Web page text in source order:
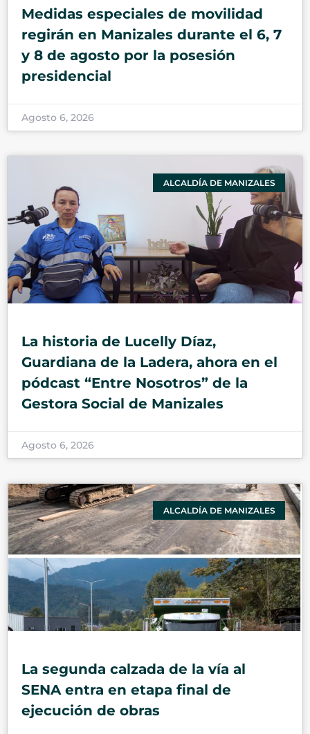
Medidas especiales de movilidad
regirán en Manizales durante el 6, 7
y 8 de agosto por la posesión
presidencial
Agosto 6, 2026
ALCALDÍA DE MANIZALES
La historia de Lucelly Díaz,
Guardiana de la Ladera, ahora en el
pódcast “Entre Nosotros” de la
Gestora Social de Manizales
Agosto 6, 2026
ALCALDÍA DE MANIZALES
La segunda calzada de la vía al
SENA entra en etapa final de
ejecución de obras